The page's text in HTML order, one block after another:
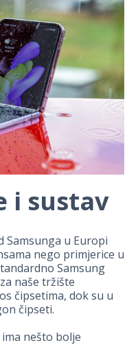
i sustav
u Europi
nego primjerice u
Samsung
naše tržište
čipsetima, dok su u
čipseti.
nešto bolje